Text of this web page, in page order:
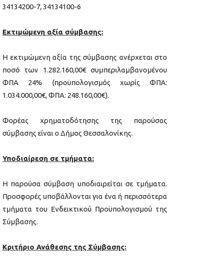
34134200-7, 34134100-6
Εκτιμώμενη αξία σύμβασης:
Η εκτιμώμενη αξία της σύμβασης ανέρχεται στο
ποσό των 1.282.160,00€ συμπεριλαμβανομένου
ΦΠΑ 24% (προϋπολογισμός χωρίς ΦΠΑ:
1.034.000,00€, ΦΠΑ: 248.160,00€).
Φορέας χρηματοδότησης της παρούσας
σύμβασης είναι ο Δήμος Θεσσαλονίκης.
Υποδιαίρεση σε τμήματα:
Η παρούσα σύμβαση υποδιαιρείται σε τμήματα.
Προσφορές υποβάλλονται για ένα ή περισσότερα
τμήματα του Ενδεικτικού Προϋπολογισμού της
Σύμβασης.
Κριτήριο Ανάθεσης της Σύμβασης: